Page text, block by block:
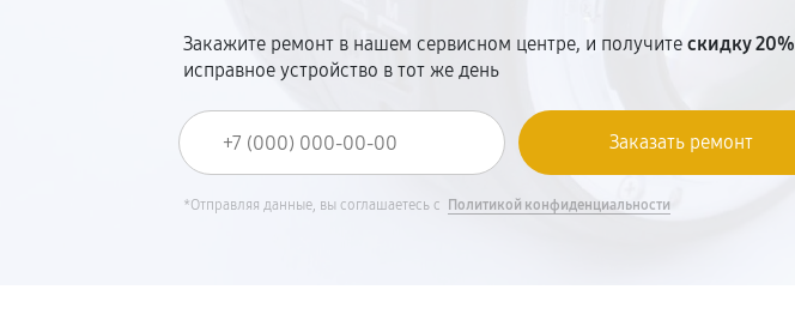
Закажите ремонт в нашем сервисном центре, и получитескидку 20%
исправное устройство в тот же день
*Отправляя данные, вы соглашаетесь с Политикой конфиденциальности